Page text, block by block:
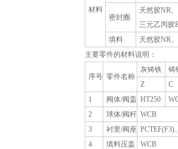
材料
密封圈
天然胶NR
三元乙丙胶
填料
天然胶NR
主要零件的材料说明：
序号 零件名称
灰铸铁
铸
Z
C
1
阀体/阀盖 HT250
2
球体/阀杆 WCB
3
衬里/阀座 PCTEF(F3)
4
填料压盖
WCB